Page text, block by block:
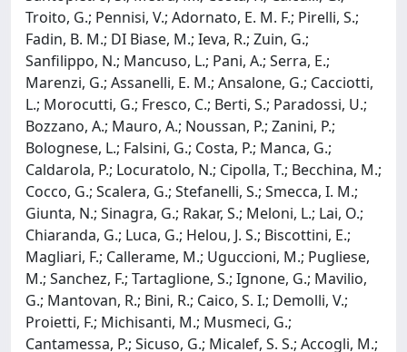
Troito, G.; Pennisi, V.; Adornato, E. M. F.; Pirelli, S.;
Fadin, B. M.; DI Biase, M.; Ieva, R.; Zuin, G.;
Sanfilippo, N.; Mancuso, L.; Pani, A.; Serra, E.;
Marenzi, G.; Assanelli, E. M.; Ansalone, G.; Cacciotti,
L.; Morocutti, G.; Fresco, C.; Berti, S.; Paradossi, U.;
Bozzano, A.; Mauro, A.; Noussan, P.; Zanini, P.;
Bolognese, L.; Falsini, G.; Costa, P.; Manca, G.;
Caldarola, P.; Locuratolo, N.; Cipolla, T.; Becchina, M.;
Cocco, G.; Scalera, G.; Stefanelli, S.; Smecca, I. M.;
Giunta, N.; Sinagra, G.; Rakar, S.; Meloni, L.; Lai, O.;
Chiaranda, G.; Luca, G.; Helou, J. S.; Biscottini, E.;
Magliari, F.; Callerame, M.; Uguccioni, M.; Pugliese,
M.; Sanchez, F.; Tartaglione, S.; Ignone, G.; Mavilio,
G.; Mantovan, R.; Bini, R.; Caico, S. I.; Demolli, V.;
Proietti, F.; Michisanti, M.; Musmeci, G.;
Cantamessa, P.; Sicuso, G.; Micalef, S. S.; Accogli, M.;